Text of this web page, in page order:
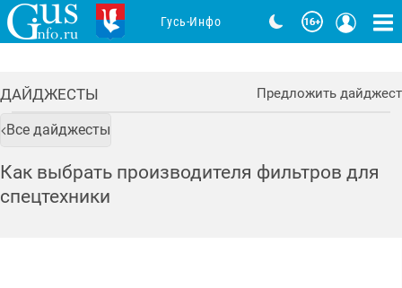
ДАЙДЖЕСТЫ Предложить дайджест
Все дайджесты
Как выбрать производителя фильтров для
спецтехники
Гусь-Инфо